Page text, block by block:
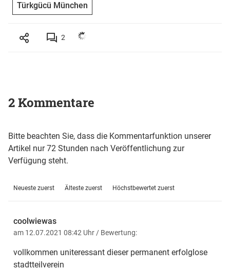
Türkgücü München
2
2 Kommentare
Bitte beachten Sie, dass die Kommentarfunktion unserer
Artikel nur 72 Stunden nach Veröffentlichung zur
Verfügung steht.
Neueste zuerst Älteste zuerst Höchstbewertet zuerst
coolwiewas
am 12.07.2021 08:42 Uhr / Bewertung:
vollkommen uniteressant dieser permanent erfolglose
stadtteilverein